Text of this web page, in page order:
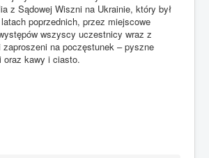
z Sądowej Wiszni na Ukrainie, który był
poprzednich, przez miejscowe
wszyscy uczestnicy wraz z
na poczęstunek – pyszne
oraz kawy i ciasto.